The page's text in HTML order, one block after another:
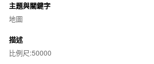
主題與關鍵字
地圖
描述
比例尺:50000